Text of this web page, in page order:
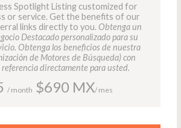
Spotlight Listing customized for
or service. Get the benefits of our
links directly to you. Obtenga un
Destacado personalizado para su
Obtenga los beneficios de nuestra
de Motores de Búsqueda) con
referencia directamente para usted.
/ month $690 MX/ mes